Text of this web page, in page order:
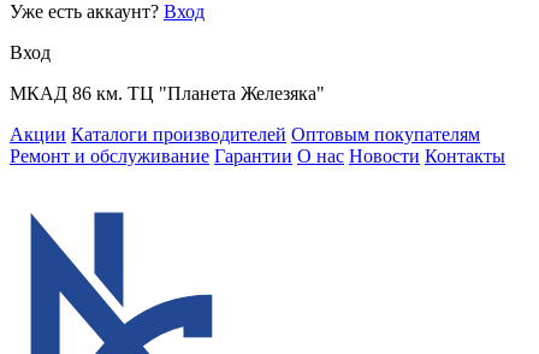
Уже есть аккаунт? Вход
Вход
МКАД 86 км. ТЦ "Планета Железяка"
Акции Каталоги производителей Оптовым покупателям
Ремонт и обслуживание Гарантии О нас Новости Контакты